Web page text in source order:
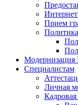
Прием
Модернизация
Специалистам
Личная